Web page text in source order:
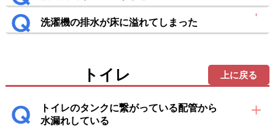
洗濯機の排水が床に溢れてしまった
トイレ 上に戻る
トイレのタンクに繋がっている配管から
水漏れしている